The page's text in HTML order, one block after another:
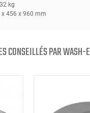
kg
x 456 x 960 mm
CONSEILLÉS PAR WASH-E